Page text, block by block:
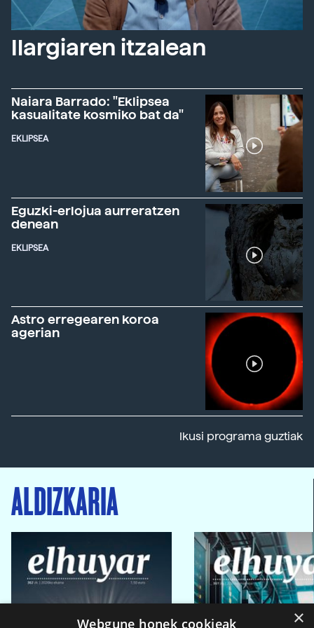
Ilargiaren itzalean
Naiara Barrado: "Eklipsea
kasualitate kosmiko bat da"
EKLIPSEA
Eguzki-erlojua aurreratzen
denean
EKLIPSEA
Astro erregearen koroa
agerian
Ikusi programa guztiak
ALDIZKARIA
×
Webgune honek cookieak